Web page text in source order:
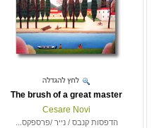
The brush of a great master
Cesare Novi
הדפסות קנבס / נייר /פרספקס...